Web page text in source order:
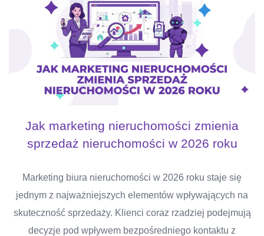
Jak marketing nieruchomości zmienia
sprzedaż nieruchomości w 2026 roku
Marketing biura nieruchomości w 2026 roku staje się
jednym z najważniejszych elementów wpływających na
skuteczność sprzedaży. Klienci coraz rzadziej podejmują
decyzje pod wpływem bezpośredniego kontaktu z